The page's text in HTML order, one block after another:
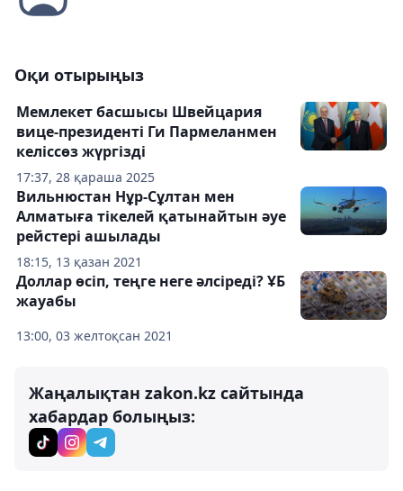
Оқи отырыңыз
17:37, 28 қараша 2025
Мемлекет басшысы Швейцария
вице-президенті Ги Пармеланмен
келіссөз жүргізді
18:15, 13 қазан 2021
Вильнюстан Нұр-Сұлтан мен
Алматыға тікелей қатынайтын әуе
рейстері ашылады
13:00, 03 желтоқсан 2021
Доллар өсіп, теңге неге әлсіреді? ҰБ
жауабы
Жаңалықтан zakon.kz сайтында
хабардар болыңыз: